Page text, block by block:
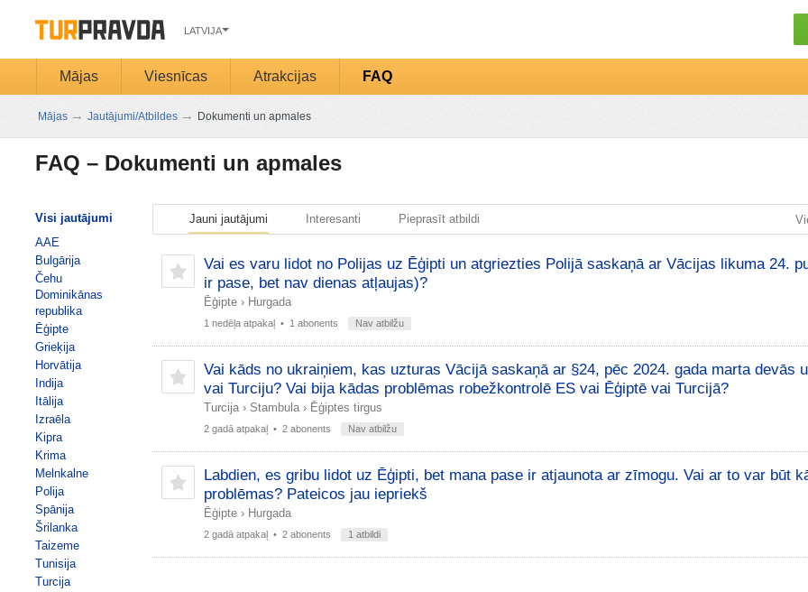
LATVIJA
Mājas Viesnīcas Atrakcijas FAQ
Mājas → Jautājumi/Atbildes → Dokumenti un apmales
FAQ – Dokumenti un apmales
Jauni jautājumi Interesanti Pieprasīt atbildi
Vai es varu lidot no Polijas uz Ēģipti un atgriezties Polijā saskaņā ar Vācijas likuma 24.
ir pase, bet nav dienas atļaujas)?
Ēģipte› Hurgada
1 nedēļa atpakaļ• 1 abonents Nav atbilžu
Vai kāds no ukraiņiem, kas uzturas Vācijā saskaņā ar §24, pēc 2024. gada marta devās
vai Turciju? Vai bija kādas problēmas robežkontrolē ES vai Ēģiptē vai Turcijā?
Turcija› Stambula› Ēģiptes tirgus
2 gadā atpakaļ• 2 abonents Nav atbilžu
Labdien, es gribu lidot uz Ēģipti, bet mana pase ir atjaunota ar zīmogu. Vai ar to var būt
problēmas? Pateicos jau iepriekš
Ēģipte› Hurgada
2 gadā atpakaļ• 2 abonents 1 atbildi
Visi jautājumi
AAE
Bulgārija
Čehu
Dominikānas
republika
Ēģipte
Grieķija
Horvātija
Indija
Itālija
Izraēla
Kipra
Krima
Melnkalne
Polija
Spānija
Šrilanka
Taizeme
Tunisija
Turcija